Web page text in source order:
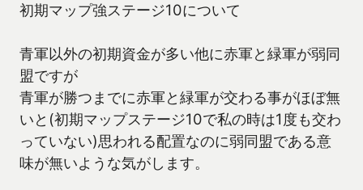
初期マップ強ステージ10について
青軍以外の初期資金が多い他に赤軍と緑軍が弱同
盟ですが
青軍が勝つまでに赤軍と緑軍が交わる事がほぼ無
いと(初期マップステージ10で私の時は1度も交わ
っていない)思われる配置なのに弱同盟である意
味が無いような気がします。